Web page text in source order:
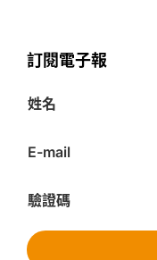
訂閱電子報
姓名
E-mail
驗證碼